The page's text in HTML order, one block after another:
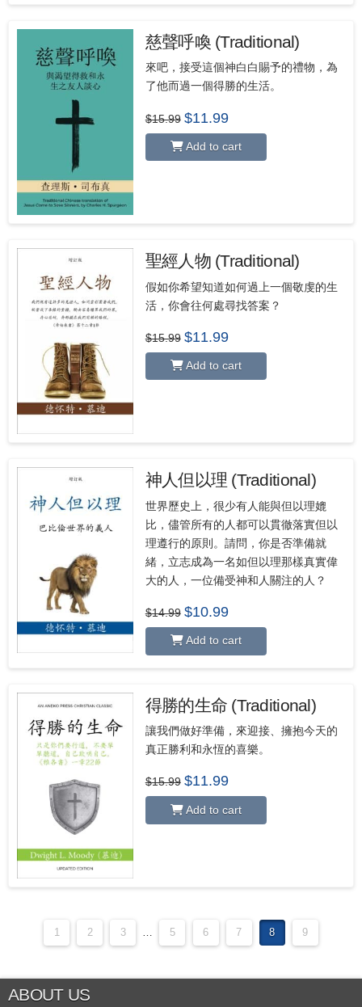
慈聲呼喚 (Traditional)
來吧，接受這個神白白賜予的禮物，為
了他而過一個得勝的生活。
$15.99 Original
price
$15.99.
$11.99Current
$11.99.
Add to cart
聖經人物 (Traditional)
假如你希望知道如何過上一個敬虔的生
活，你會往何處尋找答案？
$15.99 Original
price
$15.99.
$11.99Current
$11.99.
Add to cart
神人但以理 (Traditional)
世界歷史上，很少有人能與但以理媲
比，儘管所有的人都可以貫徹落實但以
理遵行的原則。請問，你是否準備就
緒，立志成為一名如但以理那樣真實偉
大的人，一位備受神和人關注的人？
$14.99 Original
price
$14.99.
$10.99Current
$10.99.
Add to cart
得勝的生命 (Traditional)
讓我們做好準備，來迎接、擁抱今天的
真正勝利和永恆的喜樂。
$15.99 Original
price
$15.99.
$11.99Current
$11.99.
Add to cart
1 2 3 5 6 7 8 9
ABOUT US